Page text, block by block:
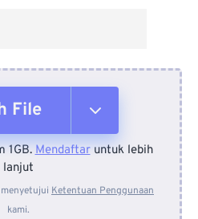
File
Perangkat
1GB.Mendaftaruntuk lebih
lanjut
Ketentuan Penggunaan
kami.